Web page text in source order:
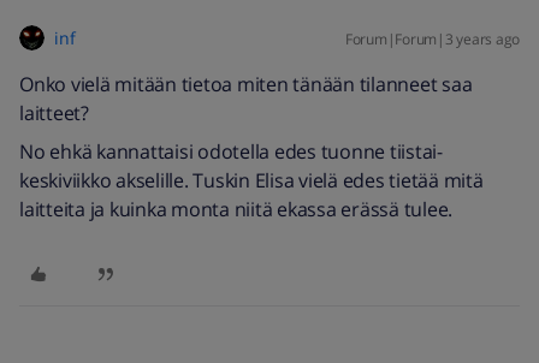
inf Forum|Forum|3 years ago
Onko vielä mitään tietoa miten tänään tilanneet saa
laitteet?
No ehkä kannattaisi odotella edes tuonne tiistai-
keskiviikko akselille. Tuskin Elisa vielä edes tietää mitä
laitteita ja kuinka monta niitä ekassa erässä tulee.